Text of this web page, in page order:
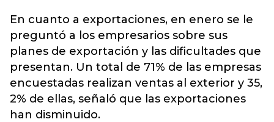
En cuanto a exportaciones, en enero se le
preguntó a los empresarios sobre sus
planes de exportación y las dificultades que
presentan. Un total de 71% de las empresas
encuestadas realizan ventas al exterior y 35,
2% de ellas, señaló que las exportaciones
han disminuido.